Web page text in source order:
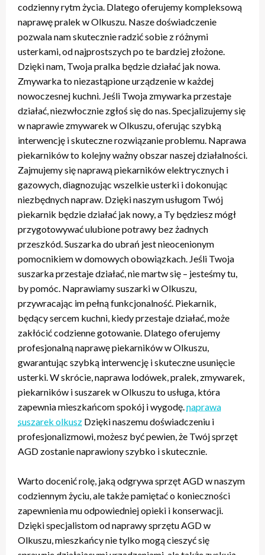
codzienny rytm życia. Dlatego oferujemy kompleksową
naprawę pralek w Olkuszu. Nasze doświadczenie
pozwala nam skutecznie radzić sobie z różnymi
usterkami, od najprostszych po te bardziej złożone.
Dzięki nam, Twoja pralka będzie działać jak nowa.
Zmywarka to niezastąpione urządzenie w każdej
nowoczesnej kuchni. Jeśli Twoja zmywarka przestaje
działać, niezwłocznie zgłoś się do nas. Specjalizujemy się
w naprawie zmywarek w Olkuszu, oferując szybką
interwencję i skuteczne rozwiązanie problemu. Naprawa
piekarników to kolejny ważny obszar naszej działalności.
Zajmujemy się naprawą piekarników elektrycznych i
gazowych, diagnozując wszelkie usterki i dokonując
niezbędnych napraw. Dzięki naszym usługom Twój
piekarnik będzie działać jak nowy, a Ty będziesz mógł
przygotowywać ulubione potrawy bez żadnych
przeszkód. Suszarka do ubrań jest nieocenionym
pomocnikiem w domowych obowiązkach. Jeśli Twoja
suszarka przestaje działać, nie martw się – jesteśmy tu,
by pomóc. Naprawiamy suszarki w Olkuszu,
przywracając im pełną funkcjonalność. Piekarnik,
będący sercem kuchni, kiedy przestaje działać, może
zakłócić codzienne gotowanie. Dlatego oferujemy
profesjonalną naprawę piekarników w Olkuszu,
gwarantując szybką interwencję i skuteczne usunięcie
usterki. W skrócie, naprawa lodówek, pralek, zmywarek,
piekarników i suszarek w Olkuszu to usługa, która
zapewnia mieszkańcom spokój i wygodę. naprawa
suszarek olkusz Dzięki naszemu doświadczeniu i
profesjonalizmowi, możesz być pewien, że Twój sprzęt
AGD zostanie naprawiony szybko i skutecznie.
Warto docenić rolę, jaką odgrywa sprzęt AGD w naszym
codziennym życiu, ale także pamiętać o konieczności
zapewnienia mu odpowiedniej opieki i konserwacji.
Dzięki specjalistom od naprawy sprzętu AGD w
Olkuszu, mieszkańcy nie tylko mogą cieszyć się